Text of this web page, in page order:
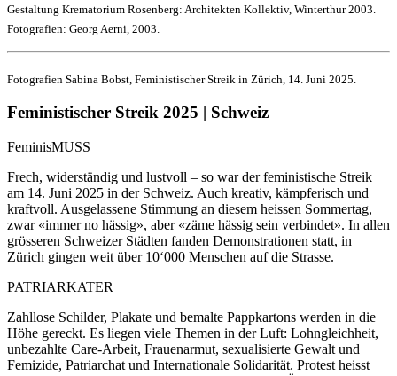
Gestaltung Krematorium Rosenberg: Architekten Kollektiv, Winterthur 2003.
Fotografien: Georg Aerni, 2003.
Fotografien Sabina Bobst, Feministischer Streik in Zürich, 14. Juni 2025.
Feministischer Streik 2025 | Schweiz
FeminisMUSS
Frech, widerständig und lustvoll – so war der feministische Streik
am 14. Juni 2025 in der Schweiz. Auch kreativ, kämpferisch und
kraftvoll. Ausgelassene Stimmung an diesem heissen Sommertag,
zwar «immer no hässig», aber «zäme hässig sein verbindet». In allen
grösseren Schweizer Städten fanden Demonstrationen statt, in
Zürich gingen weit über 10‘000 Menschen auf die Strasse.
PATRIARKATER
Zahllose Schilder, Plakate und bemalte Pappkartons werden in die
Höhe gereckt. Es liegen viele Themen in der Luft: Lohngleichheit,
unbezahlte Care-Arbeit, Frauenarmut, sexualisierte Gewalt und
Femizide, Patriarchat und Internationale Solidarität. Protest heisst